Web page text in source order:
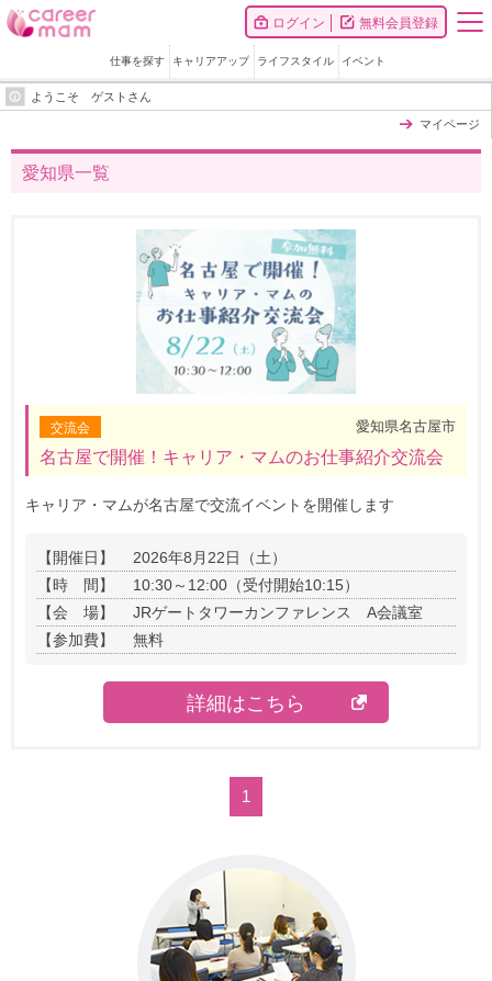
ログイン 無料会員登録
仕事を探す キャリアアップ ライフスタイル イベント
ようこそ ゲストさん
マイページ
愛知県一覧
交流会 愛知県名古屋市
名古屋で開催！キャリア・マムのお仕事紹介交流会
キャリア・マムが名古屋で交流イベントを開催します
【開催日】
2026年8月22日（土）
【時 間】
10:30～12:00（受付開始10:15）
【会 場】
JRゲートタワーカンファレンス A会議室
【参加費】
無料
詳細はこちら
1